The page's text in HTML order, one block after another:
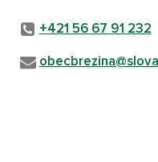
+421 56 67 91 232